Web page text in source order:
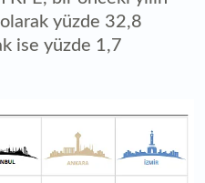
yüzde 32,8
ise yüzde 1,7